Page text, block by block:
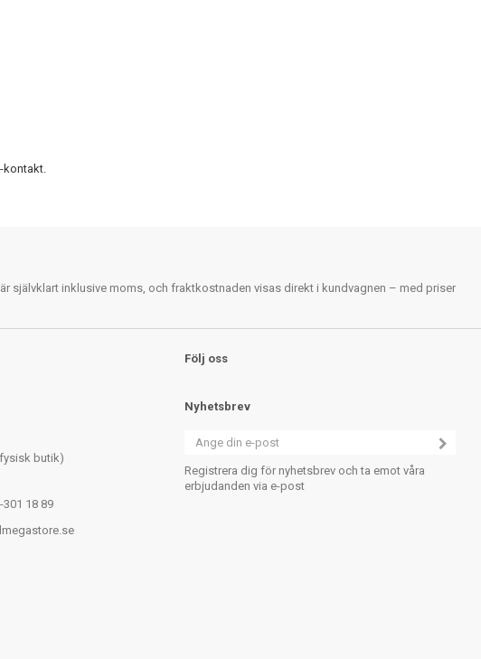
kontakt.
självklart inklusive moms, och fraktkostnaden visas direkt i kundvagnen – med priser
butik)
301 18 89
Följ oss
Nyhetsbrev
Registrera dig för nyhetsbrev och ta emot våra
erbjudanden via e-post